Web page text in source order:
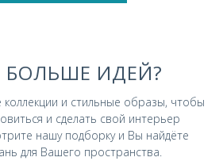
ИДЕЙ?
и стильные образы, чтобы
и сделать свой интерьер
нашу подборку и Вы найдёте
для Вашего пространства.